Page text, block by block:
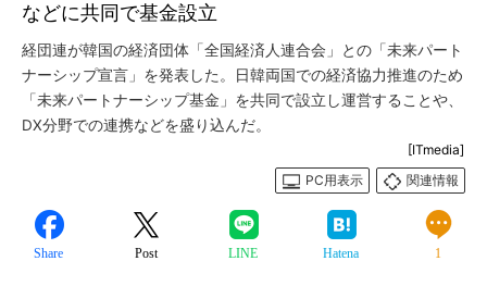
などに共同で基金設立
経団連が韓国の経済団体「全国経済人連合会」との「未来パート
ナーシップ宣言」を発表した。日韓両国での経済協力推進のため
「未来パートナーシップ基金」を共同で設立し運営することや、
DX分野での連携などを盛り込んだ。
[ITmedia]
PC用表示
関連情報
Share Post LINE Hatena 1